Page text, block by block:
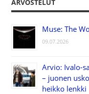
ARVOSTELUT
Muse: The
09.07.2026
Arvio: Ivalo-
– juonen
heikko lenkki